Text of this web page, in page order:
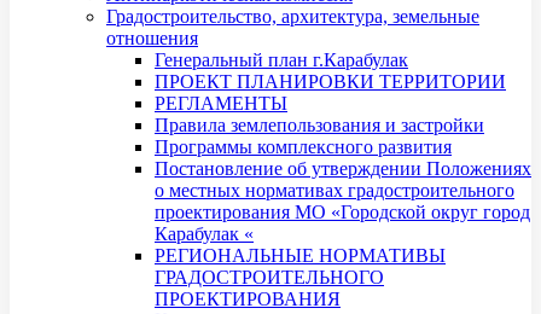
Градостроительство, архитектура, земельные
отношения
Генеральный план г.Карабулак
ПРОЕКТ ПЛАНИРОВКИ ТЕРРИТОРИИ
РЕГЛАМЕНТЫ
Правила землепользования и застройки
Программы комплексного развития
Постановление об утверждении Положениях
о местных нормативах градостроительного
проектирования МО «Городской округ город
Карабулак «
РЕГИОНАЛЬНЫЕ НОРМАТИВЫ
ГРАДОСТРОИТЕЛЬНОГО
ПРОЕКТИРОВАНИЯ